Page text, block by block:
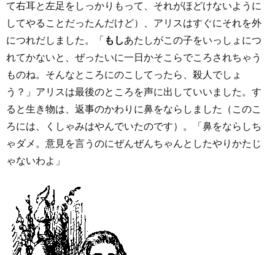
て右耳と左足をしっかりもって、それがほどけないように
してやることだったんだけど）、アリスはすぐにそれを外
につれだしました。「 もしあたしがこの子をいっしょにつ
れてかないと、ぜったいに一日かそこらでころされちゃう
ものね。そんなところにのこしてったら、殺人でしょ
う？」アリスは最後のところを声に出していいました。す
ると生き物は、返事のかわりに鼻をならしました（このこ
ろには、くしゃみはやんでいたのです）。「鼻をならしち
ゃダメ。意見を言うのにぜんぜんちゃんとしたやりかたじ
ゃないわよ」